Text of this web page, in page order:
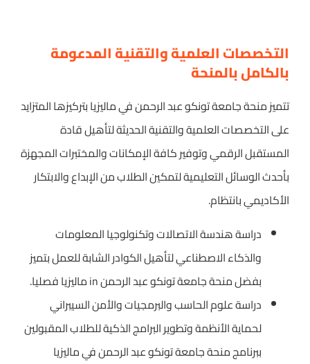
التخصصات العلمية والتقنية المدعومة
بالكامل بالمنحة
تتميز منحة جامعة تونكو عبد الرحمن في ماليزيا بتركيزها المتزايد
على التخصصات العلمية والتقنية الحديثة لتأهيل قادة
المستقبل الرقمي وتوفير كافة الإمكانات والمختبرات المجهزة
بأحدث الوسائل التعليمية لتمكين الطلاب من الإبداع والابتكار
الأكاديمي بانتظام.
دراسة هندسة الاتصالات وتكنولوجيا المعلومات
والذكاء الاصطناعي لتأهيل الكوادر الشابة للعمل بتميز
بفضل منحة جامعة تونكو عبد الرحمن in ماليزيا فصليا.
دراسة علوم الحاسب والبرمجيات والأمن السيبراني
لحماية الأنظمة وتطوير البرامج الذكية للطلاب المقبولين
ببرنامج منحة جامعة تونكو عبد الرحمن في ماليزيا